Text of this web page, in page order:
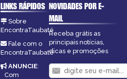
LINKS RÁPIDOS
Sobre
EncontraTaubaté
Fale com o
EncontraTaubaté
ANUNCIE:
Com
NOVIDADES POR E-
MAIL
Receba grátis as
principais notícias,
dicas e promoções